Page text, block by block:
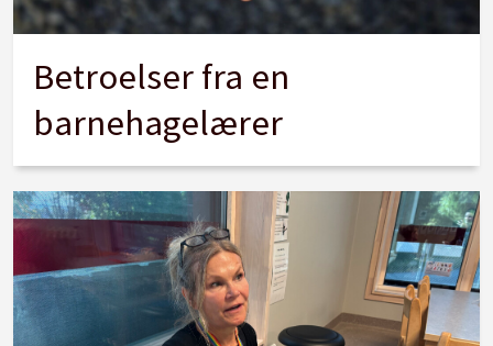
Betroelser fra en
barnehagelærer